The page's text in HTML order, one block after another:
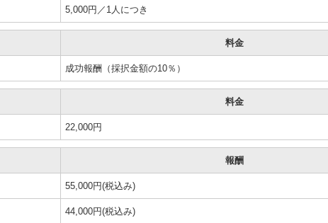
5,000円／1人につき
料金
成功報酬（採択金額の10％）
料金
22,000円
報酬
55,000円(税込み)
44,000円(税込み)